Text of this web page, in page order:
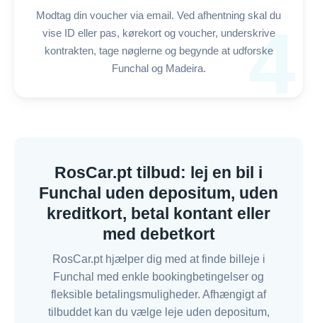
4
Modtag din voucher via email. Ved afhentning skal du
vise ID eller pas, kørekort og voucher, underskrive
kontrakten, tage nøglerne og begynde at udforske
Funchal og Madeira.
RosCar.pt tilbud: lej en bil i
Funchal uden depositum, uden
kreditkort, betal kontant eller
med debetkort
RosCar.pt hjælper dig med at finde billeje i
Funchal med enkle bookingbetingelser og
fleksible betalingsmuligheder. Afhængigt af
tilbuddet kan du vælge leje uden depositum,